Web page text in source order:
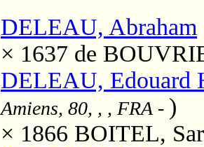
DELEAU, Abraham
× 1637 de
DELEAU, Edouard
Amiens, 80, , , FRA - )
× 1866 BOITEL,